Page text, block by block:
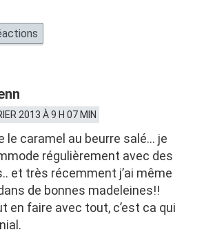
2013 À 9 H 07 MIN
le caramel au beurre salé… je
régulièrement avec des
et très récemment j’ai même
de bonnes madeleines!!
en faire avec tout, c’est ca qui